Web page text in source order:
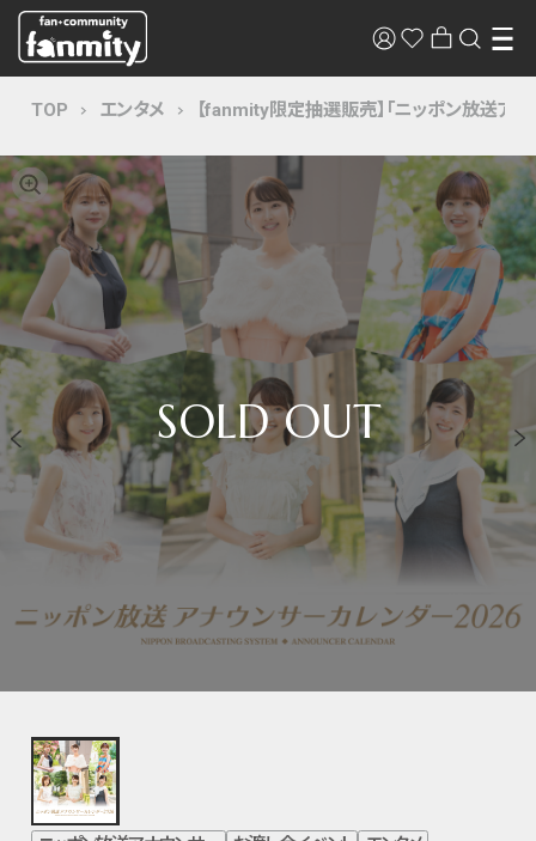
TOP エンタメ 【fanmity限定抽選販売】「ニッポン放送ア